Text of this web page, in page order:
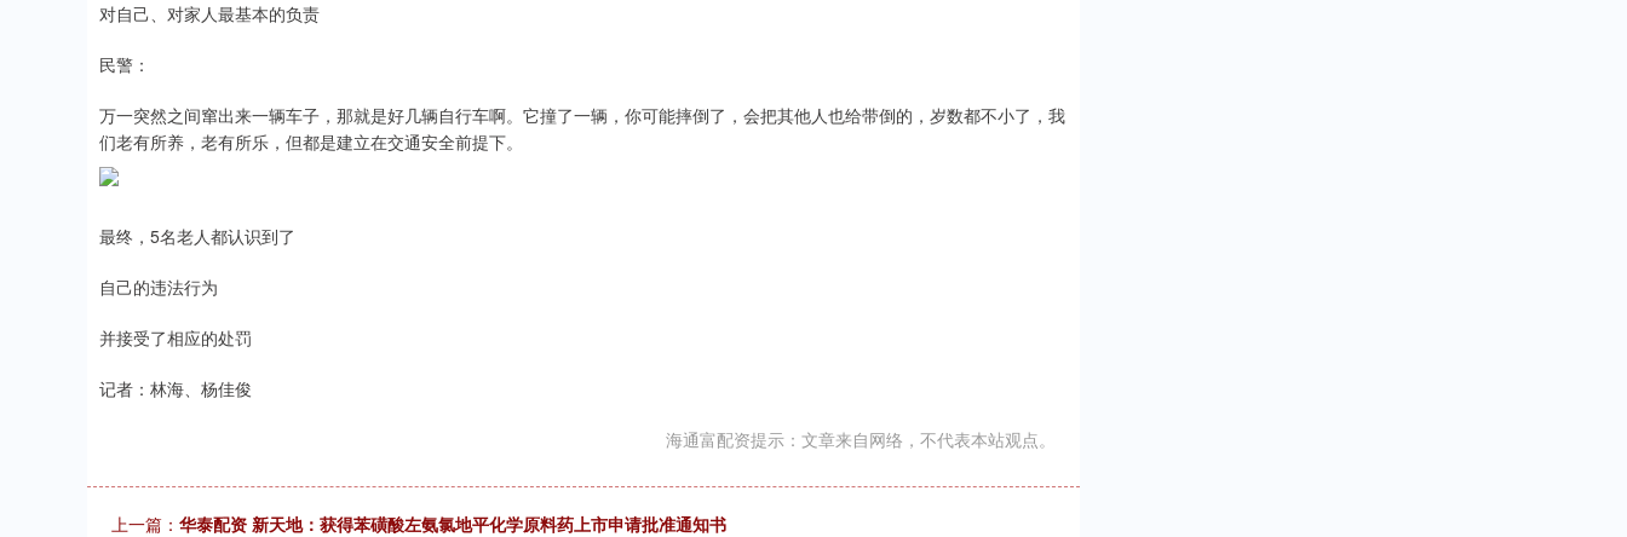
对自己、对家人最基本的负责
民警：
万一突然之间窜出来一辆车子，那就是好几辆自行车啊。它撞了一辆，你可能摔倒了，会把其他人也给带倒的，岁数都不小了，我
们老有所养，老有所乐，但都是建立在交通安全前提下。
最终，5名老人都认识到了
自己的违法行为
并接受了相应的处罚
记者：林海、杨佳俊
海通富配资提示：文章来自网络，不代表本站观点。
上一篇： 华泰配资 新天地：获得苯磺酸左氨氯地平化学原料药上市申请批准通知书